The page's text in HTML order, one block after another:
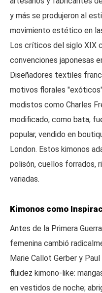
y más se produjeron al
movimiento estético en
Los críticos del siglo XIX
convenciones japonesas
Diseñadores textiles
motivos florales
modistos como Charles
modificado, como bata,
popular, vendido en
London. Estos kimonos
polisón, cuellos forrados,
variadas.
Kimonos como
Antes de la Primera
femenina cambió
Marie Callot Gerber y
fluidez kimono-like:
en vestidos de noche;